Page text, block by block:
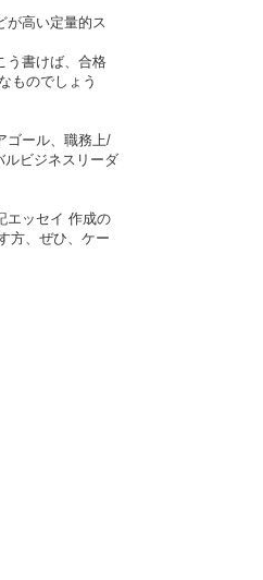
が高い定量的ス
う書けば、合格
ものでしょう
ゴール、職務上/
ルビジネスリーダ
エッセイ 作成の
方、ぜひ、ケー